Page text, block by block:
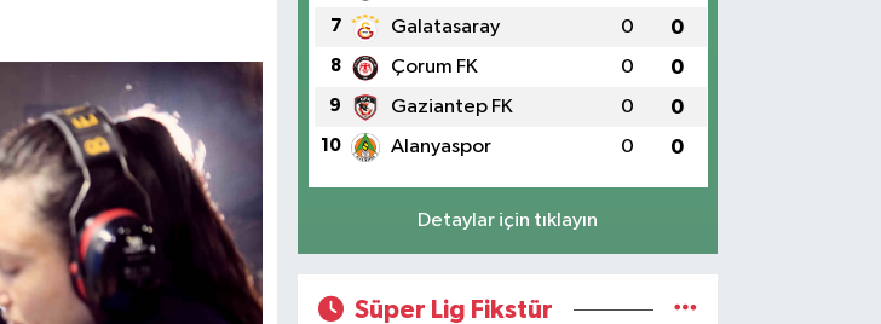
7 Galatasaray 0 0
8 Çorum FK 0 0
9 Gaziantep FK 0 0
10 Alanyaspor 0 0
Detaylar için tıklayın
Süper Lig Fikstür